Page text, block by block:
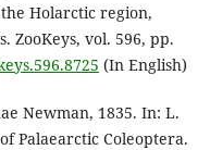
Holarctic region,
ZooKeys, vol. 596, pp.
(In English)
Newman, 1835. In: L.
Palaearctic Coleoptera.